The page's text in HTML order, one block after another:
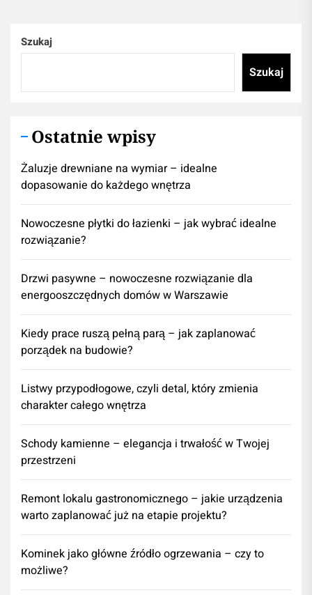
Szukaj
Szukaj
Ostatnie wpisy
Żaluzje drewniane na wymiar – idealne
dopasowanie do każdego wnętrza
Nowoczesne płytki do łazienki – jak wybrać idealne
rozwiązanie?
Drzwi pasywne – nowoczesne rozwiązanie dla
energooszczędnych domów w Warszawie
Kiedy prace ruszą pełną parą – jak zaplanować
porządek na budowie?
Listwy przypodłogowe, czyli detal, który zmienia
charakter całego wnętrza
Schody kamienne – elegancja i trwałość w Twojej
przestrzeni
​Remont lokalu gastronomicznego – jakie urządzenia
warto zaplanować już na etapie projektu?
Kominek jako główne źródło ogrzewania – czy to
możliwe?